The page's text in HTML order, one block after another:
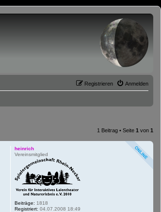
Anmelden
Registrieren
1 Beitrag • Seite 1 von 1
heinrich
Vereinsmitglied
Beiträge: 1818
Registriert: 04.07.2008 18:49